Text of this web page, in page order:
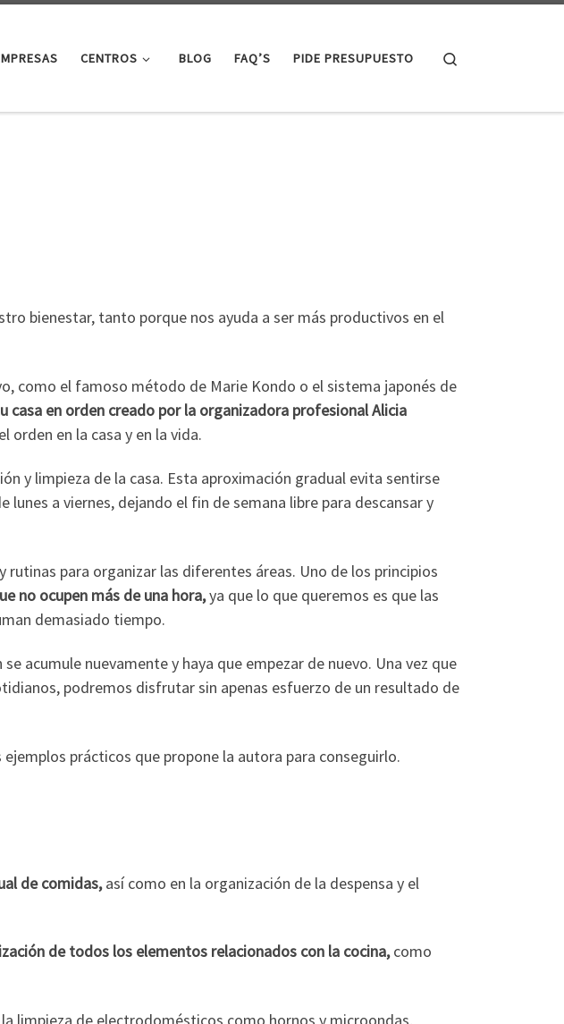
CENTROS BLOG FAQ’S PIDE PRESUPUESTO
bienestar, tanto porque nos ayuda a ser más productivos en el
como el famoso método de Marie Kondo o el sistema japonés de
casa en orden creado por la organizadora profesional Alicia
en la casa y en la vida.
y limpieza de la casa. Esta aproximación gradual evita sentirse
a viernes, dejando el fin de semana libre para descansar y
para organizar las diferentes áreas. Uno de los principios
no ocupen más de una hora,ya que lo que queremos es que las
demasiado tiempo.
acumule nuevamente y haya que empezar de nuevo. Una vez que
podremos disfrutar sin apenas esfuerzo de un resultado de
prácticos que propone la autora para conseguirlo.
de comidas,así como en la organización de la despensa y el
de todos los elementos relacionados con la cocina,como
limpieza de electrodomésticos como hornos y microondas,